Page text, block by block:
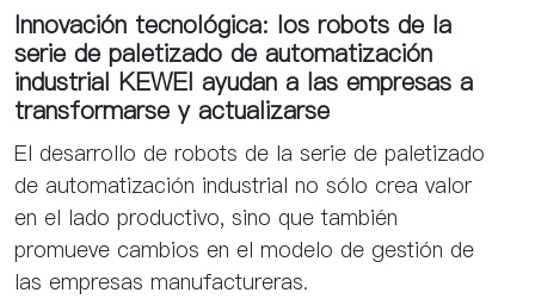
Innovación tecnológica: los robots de la
serie de paletizado de automatización
industrial KEWEI ayudan a las empresas a
transformarse y actualizarse
El desarrollo de robots de la serie de paletizado
de automatización industrial no sólo crea valor
en el lado productivo, sino que también
promueve cambios en el modelo de gestión de
las empresas manufactureras.